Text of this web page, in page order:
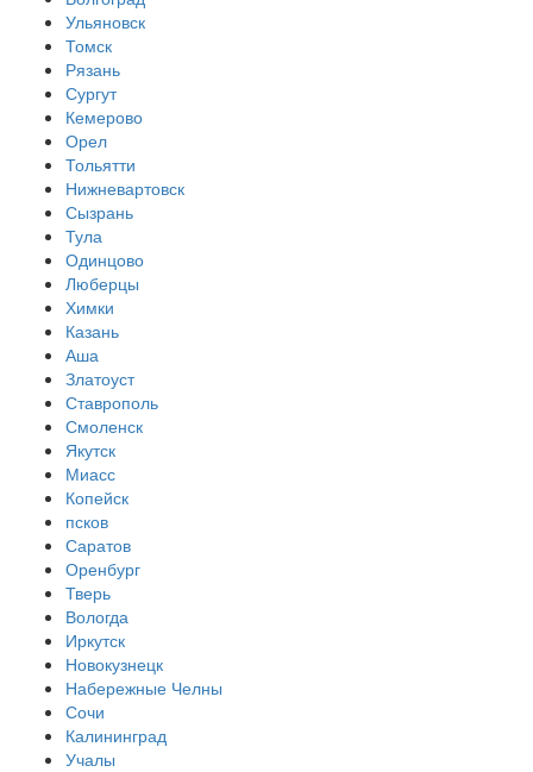
Ульяновск
Томск
Рязань
Сургут
Кемерово
Орел
Тольятти
Нижневартовск
Сызрань
Тула
Одинцово
Люберцы
Химки
Казань
Аша
Златоуст
Ставрополь
Смоленск
Якутск
Миасс
Копейск
псков
Саратов
Оренбург
Тверь
Вологда
Иркутск
Новокузнецк
Набережные Челны
Сочи
Калининград
Учалы